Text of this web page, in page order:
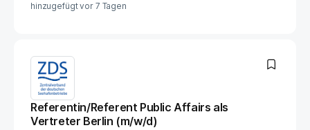
hinzugefügt vor 7 Tagen
Referentin/Referent Public Affairs als
Vertreter Berlin (m/w/d)